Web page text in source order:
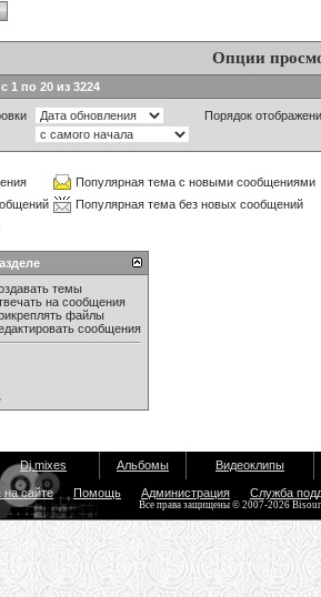
Опции
1 по 20 из 3224
Порядок
Популярная тема с новыми сообщениями
Популярная тема без новых сообщений
темы
на сообщения
файлы
сообщения
Dj mixes Альбомы Видеоклипы
на сайте Помощь Администрация Служба
Все права защищены © 2007-2026